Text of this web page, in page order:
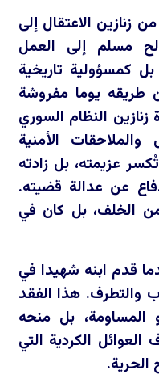
زنازين الاعتقال إلى
مسلم إلى العمل
كمسؤولية تاريخية
طريقه يوما مفروشة
زنازين النظام السوري
والملاحقات الأمنية
عزيمته، بل زادته
عن عدالة قضيته.
الخلف، بل كان في
قدم ابنه شهيدا في
والتطرف. هذا الفقد
المساومة، بل منحه
الكردية التي
الحرية.